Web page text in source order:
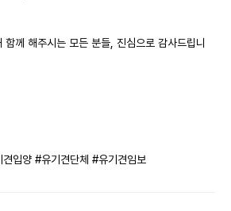
께 해주시는 모든 분들, 진심으로 감사드립니
입양 #유기견단체 #유기견임보